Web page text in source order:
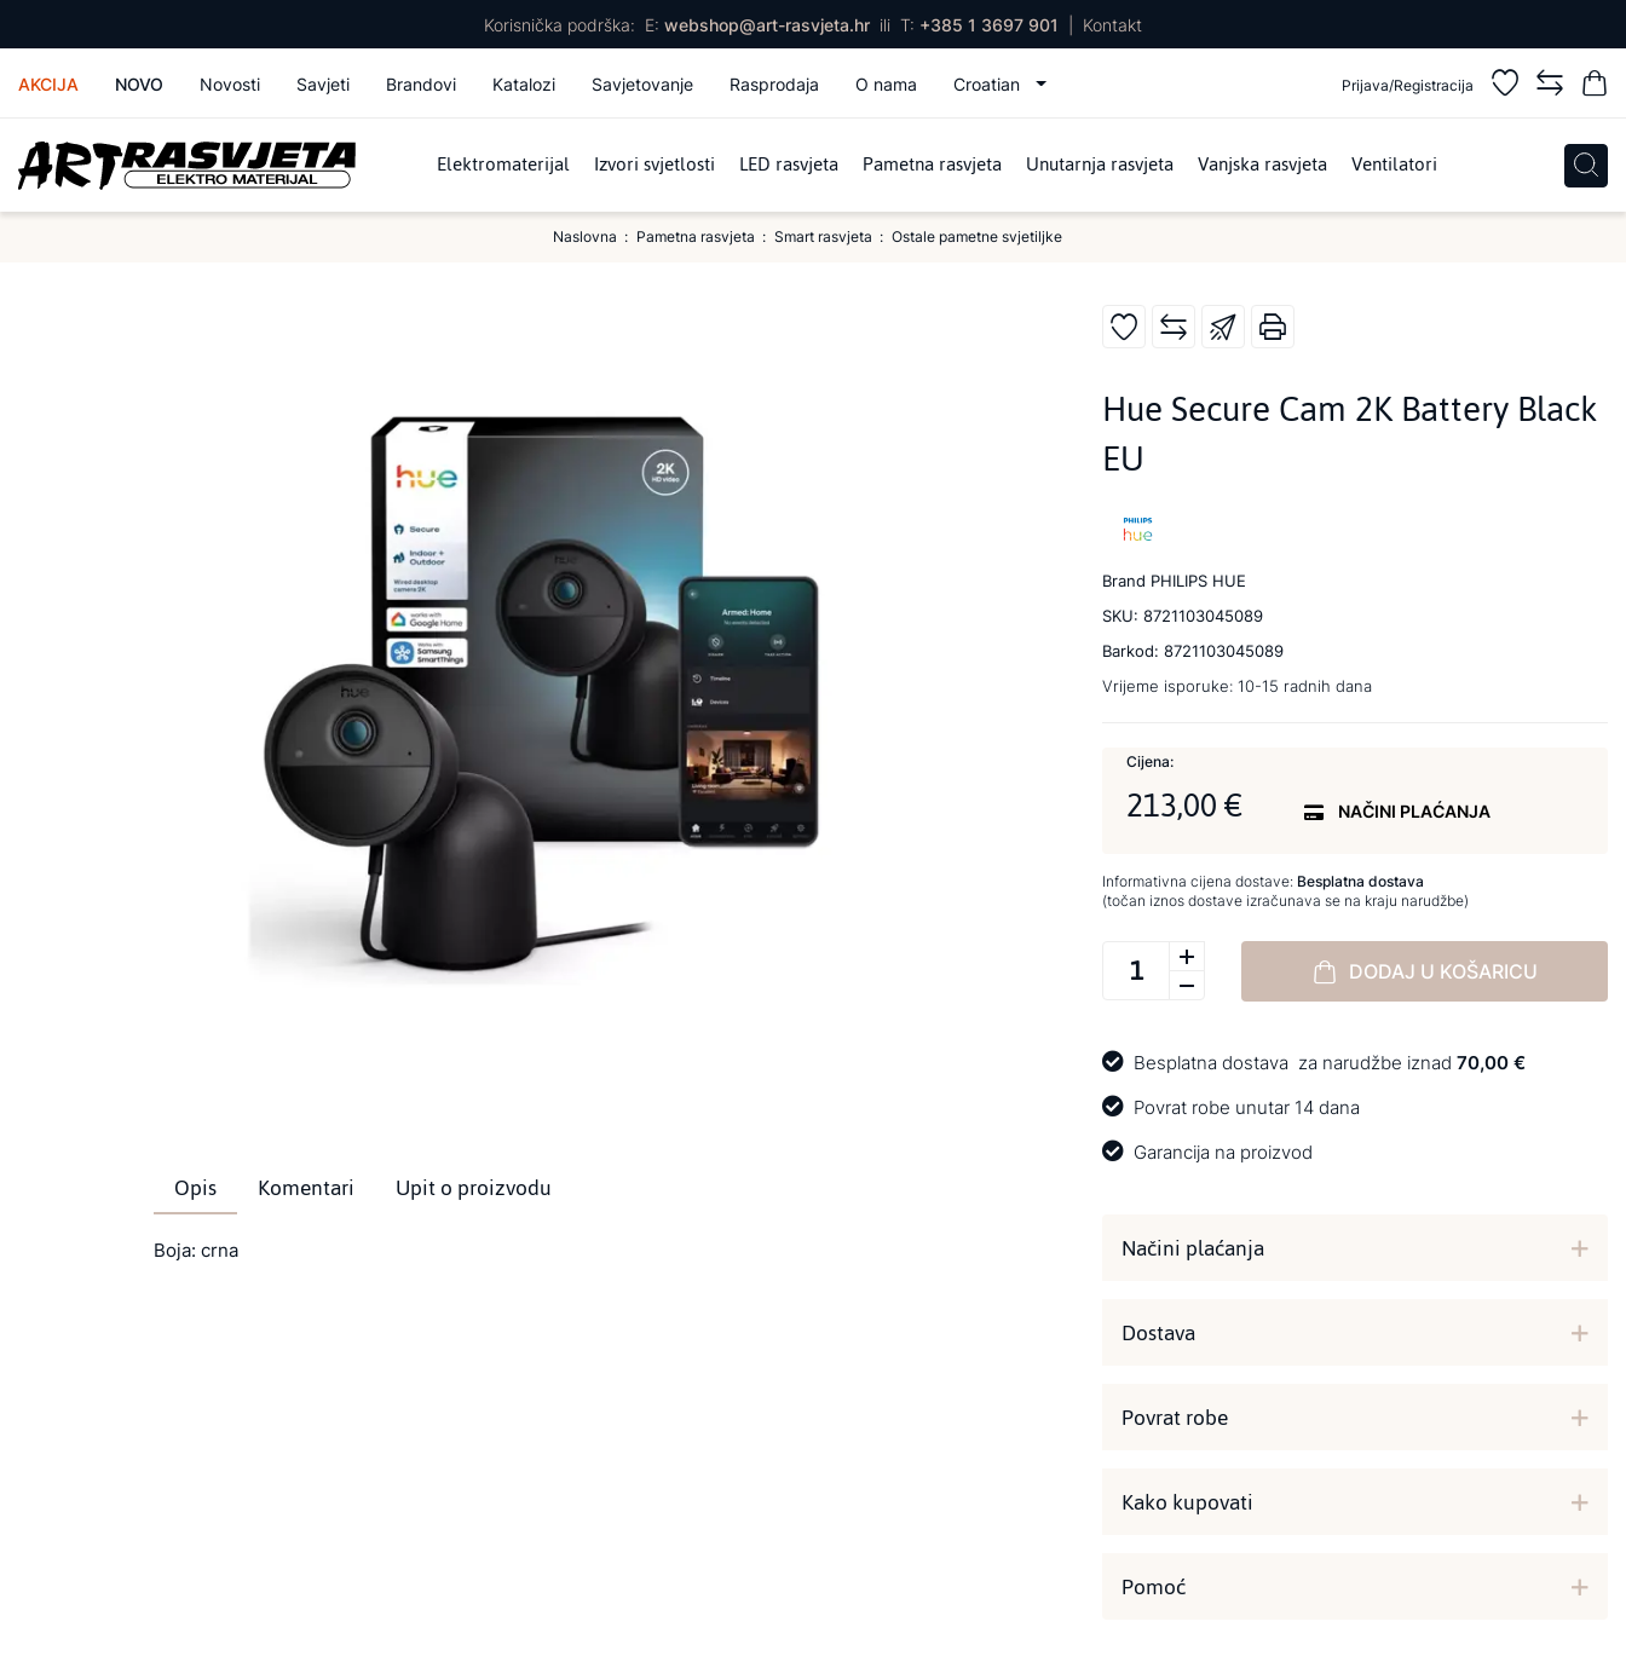
Korisnička podrška: E: webshop@art-rasvjeta.hr ili T: +385 1 3697 901 Kontakt
AKCIJA NOVO Novosti Savjeti Brandovi Katalozi Savjetovanje Rasprodaja O nama Croatian Prijava/Registracija
Elektromaterijal Izvori svjetlosti LED rasvjeta Pametna rasvjeta Unutarnja rasvjeta Vanjska rasvjeta Ventilatori
Naslovna Pametna rasvjeta Smart rasvjeta Ostale pametne svjetiljke
Opis Komentari Upit o proizvodu
Boja: crna
Hue Secure Cam 2K Battery Black
EU
Brand PHILIPS HUE
SKU: 8721103045089
Barkod: 8721103045089
Vrijeme isporuke: 10-15 radnih dana
Cijena:
213,00 € NAČINI PLAĆANJA
Informativna cijena dostave: Besplatna dostava
(točan iznos dostave izračunava se na kraju narudžbe)
DODAJ U KOŠARICU
Besplatna dostava za narudžbe iznad 70,00 €
Povrat robe unutar 14 dana
Garancija na proizvod
Načini plaćanja
Dostava
Povrat robe
Kako kupovati
Pomoć